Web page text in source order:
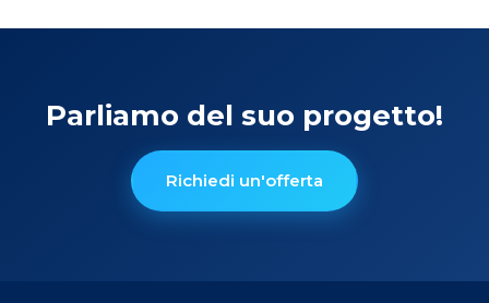
Parliamo del suo progetto!
Richiedi un'offerta